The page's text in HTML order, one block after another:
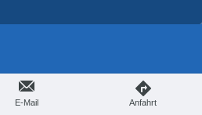
E-Mail Anfahrt